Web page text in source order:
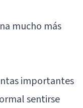
mucho más
importantes
sentirse